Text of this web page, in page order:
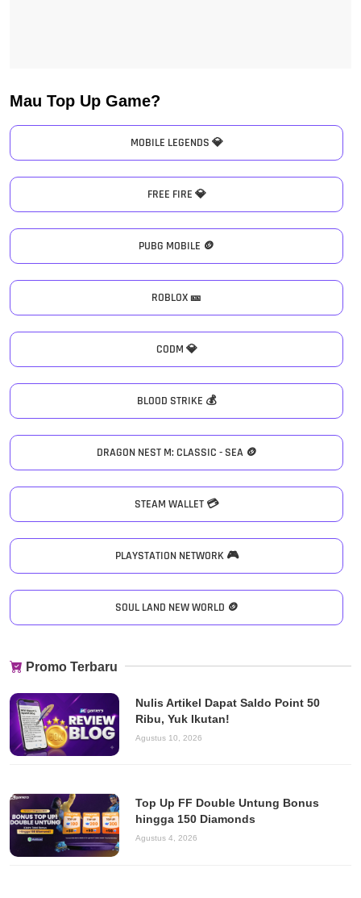
Mau Top Up Game?
MOBILE LEGENDS 💎
FREE FIRE 💎
PUBG MOBILE 🪙
ROBLOX 🎫
CODM 💎
BLOOD STRIKE 💰
DRAGON NEST M: CLASSIC - SEA 🪙
STEAM WALLET 💳
PLAYSTATION NETWORK 🎮
SOUL LAND NEW WORLD 🪙
Promo Terbaru
Nulis Artikel Dapat Saldo Point 50
Ribu, Yuk Ikutan!
Agustus 10, 2026
Top Up FF Double Untung Bonus
hingga 150 Diamonds
Agustus 4, 2026